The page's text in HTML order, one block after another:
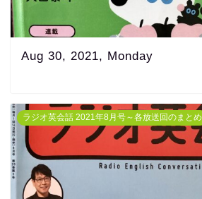
Aug 30, 2021, Monday
ラジオ英会話 2021年8月号～各放送回のまとめ